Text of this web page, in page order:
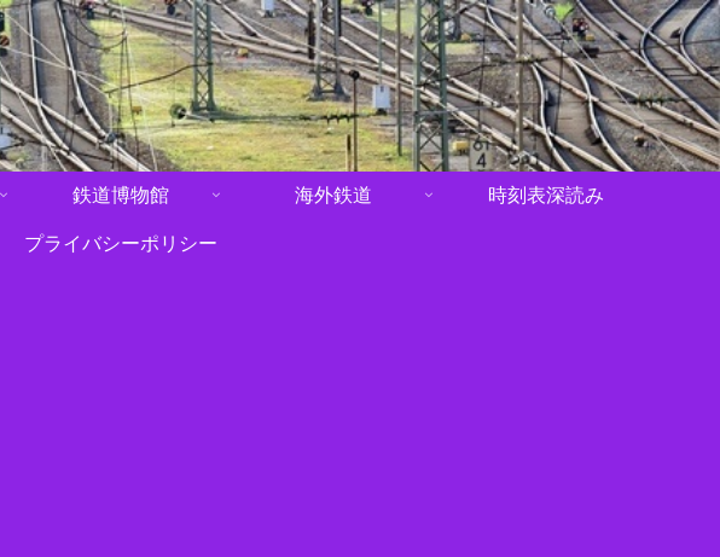
鉄道博物館 海外鉄道 時刻表深読み
プライバシーポリシー